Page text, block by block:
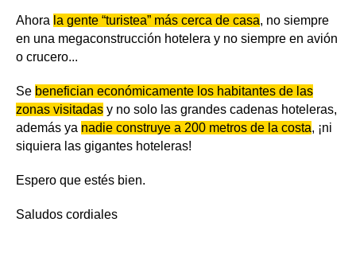
Ahora la gente “turistea” más cerca de casa, no siempre
en una megaconstrucción hotelera y no siempre en avión
o crucero...
Se benefician económicamente los habitantes de las
zonas visitadas y no solo las grandes cadenas hoteleras,
además ya nadie construye a 200 metros de la costa, ¡ni
siquiera las gigantes hoteleras!
Espero que estés bien.
Saludos cordiales